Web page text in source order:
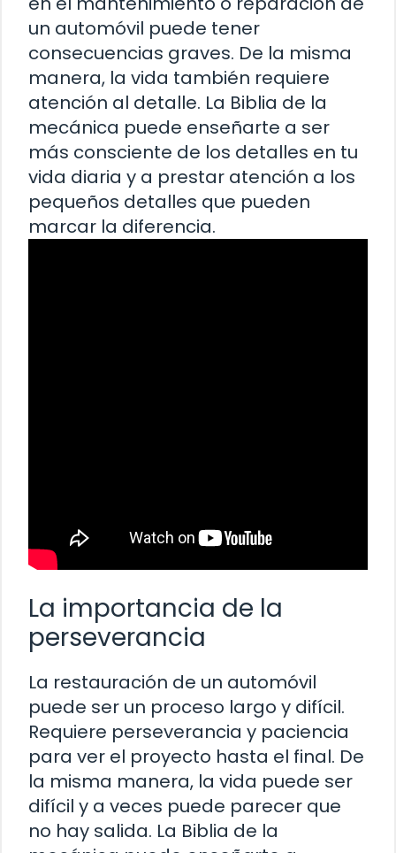
un automóvil puede tener
consecuencias graves. De la misma
manera, la vida también requiere
atención al detalle. La Biblia de la
mecánica puede enseñarte a ser
más consciente de los detalles en tu
vida diaria y a prestar atención a los
pequeños detalles que pueden
marcar la diferencia.
La importancia de la
perseverancia
La restauración de un automóvil
puede ser un proceso largo y difícil.
Requiere perseverancia y paciencia
para ver el proyecto hasta el final. De
la misma manera, la vida puede ser
difícil y a veces puede parecer que
no hay salida. La Biblia de la